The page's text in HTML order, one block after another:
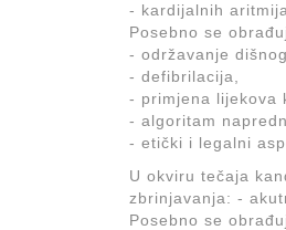
- kardijalnih aritmija.
Posebno se
- održavanje
- defibrilacija,
- primjena lijekova
- algoritam
- etički i legalni
U okviru tečaja
zbrinjavanja: -
Posebno se